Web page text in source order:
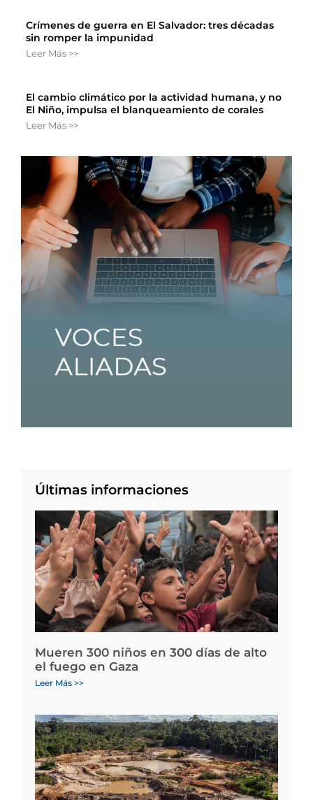
Crímenes de guerra en El Salvador: tres décadas
sin romper la impunidad
Leer Más >>
El cambio climático por la actividad humana, y no
El Niño, impulsa el blanqueamiento de corales
Leer Más >>
Últimas informaciones
Mueren 300 niños en 300 días de alto
el fuego en Gaza
Leer Más >>